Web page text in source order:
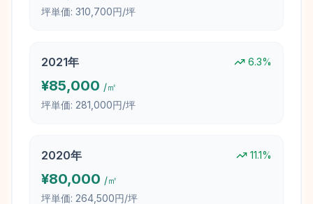
坪単価: 310,700円/坪
2021年 6.3%
¥85,000 /㎡
坪単価: 281,000円/坪
2020年 11.1%
¥80,000 /㎡
坪単価: 264,500円/坪